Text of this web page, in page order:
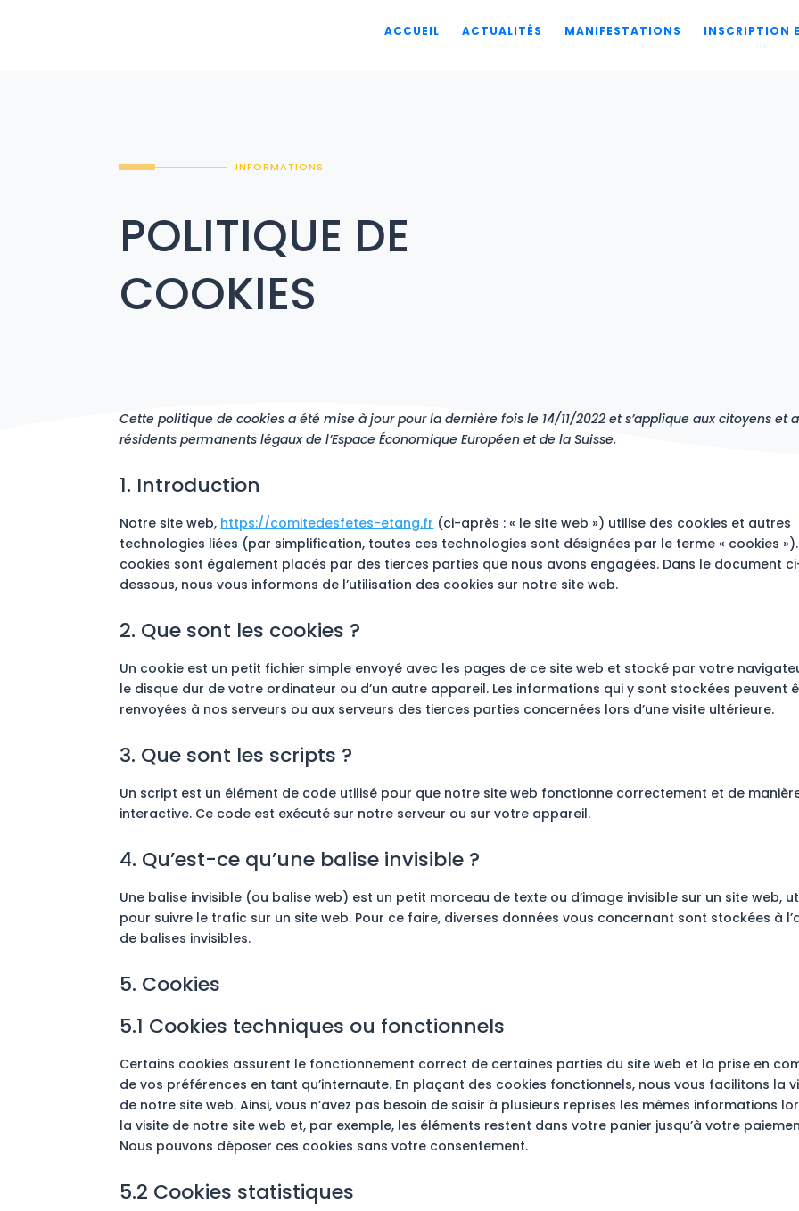
ACCUEIL ACTUALITÉS MANIFESTATIONS INSCRIPTION
INFORMATIONS
POLITIQUE DE
COOKIES
Cette politique de cookies a été mise à jour pour la dernière fois le 14/11/2022 et s’applique aux citoyens et
résidents permanents légaux de l’Espace Économique Européen et de la Suisse.
1. Introduction
Notre site web, https://comitedesfetes-etang.fr (ci-après : « le site web ») utilise des cookies et autres
technologies liées (par simplification, toutes ces technologies sont désignées par le terme « cookies »).
cookies sont également placés par des tierces parties que nous avons engagées. Dans le document
dessous, nous vous informons de l’utilisation des cookies sur notre site web.
2. Que sont les cookies ?
Un cookie est un petit fichier simple envoyé avec les pages de ce site web et stocké par votre
le disque dur de votre ordinateur ou d’un autre appareil. Les informations qui y sont stockées peuvent
renvoyées à nos serveurs ou aux serveurs des tierces parties concernées lors d’une visite ultérieure.
3. Que sont les scripts ?
Un script est un élément de code utilisé pour que notre site web fonctionne correctement et de
interactive. Ce code est exécuté sur notre serveur ou sur votre appareil.
4. Qu’est-ce qu’une balise invisible ?
Une balise invisible (ou balise web) est un petit morceau de texte ou d’image invisible sur un site web,
pour suivre le trafic sur un site web. Pour ce faire, diverses données vous concernant sont stockées à
de balises invisibles.
5. Cookies
5.1 Cookies techniques ou fonctionnels
Certains cookies assurent le fonctionnement correct de certaines parties du site web et la prise en
de vos préférences en tant qu’internaute. En plaçant des cookies fonctionnels, nous vous facilitons la
de notre site web. Ainsi, vous n’avez pas besoin de saisir à plusieurs reprises les mêmes informations
la visite de notre site web et, par exemple, les éléments restent dans votre panier jusqu’à votre
Nous pouvons déposer ces cookies sans votre consentement.
5.2 Cookies statistiques